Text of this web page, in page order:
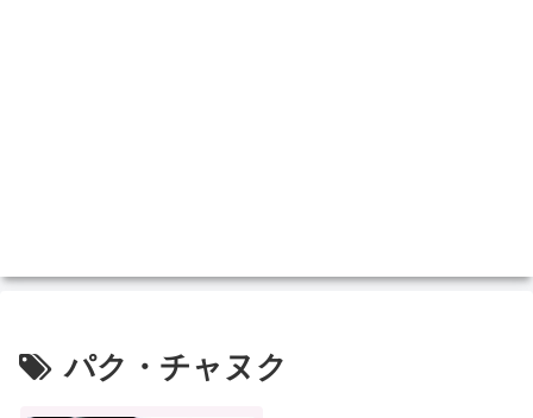
パク・チャヌク